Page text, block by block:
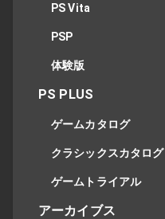
PS Vita
PSP
体験版
PS PLUS
ゲームカタログ
クラシックスカタログ
ゲームトライアル
アーカイブス